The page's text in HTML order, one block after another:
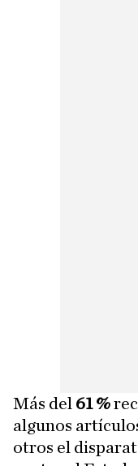
Más del 61 %
algunos
otros el